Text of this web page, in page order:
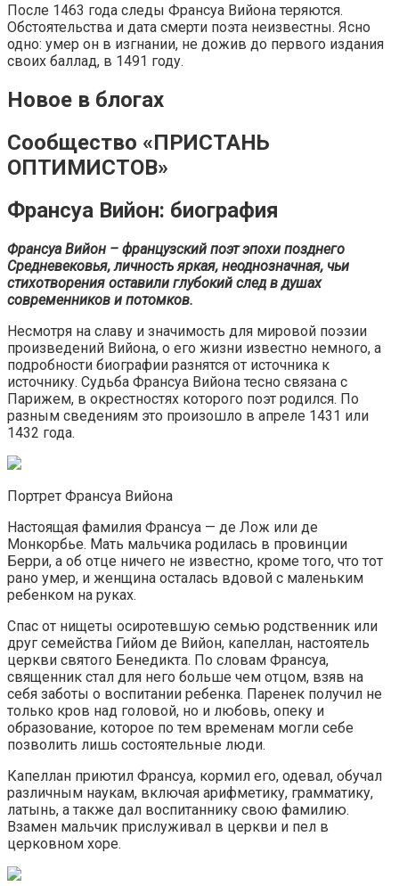
После 1463 года следы Франсуа Вийона теряются.
Обстоятельства и дата смерти поэта неизвестны. Ясно
одно: умер он в изгнании, не дожив до первого издания
своих баллад, в 1491 году.
Новое в блогах
Сообщество «ПРИСТАНЬ
ОПТИМИСТОВ»
Франсуа Вийон: биография
Франсуа Вийон – французский поэт эпохи позднего
Средневековья, личность яркая, неоднозначная, чьи
стихотворения оставили глубокий след в душах
современников и потомков.
Несмотря на славу и значимость для мировой поэзии
произведений Вийона, о его жизни известно немного, а
подробности биографии разнятся от источника к
источнику. Судьба Франсуа Вийона тесно связана с
Парижем, в окрестностях которого поэт родился. По
разным сведениям это произошло в апреле 1431 или
1432 года.
Портрет Франсуа Вийона
Настоящая фамилия Франсуа — де Лож или де
Монкорбье. Мать мальчика родилась в провинции
Берри, а об отце ничего не известно, кроме того, что тот
рано умер, и женщина осталась вдовой с маленьким
ребенком на руках.
Спас от нищеты осиротевшую семью родственник или
друг семейства Гийом де Вийон, капеллан, настоятель
церкви святого Бенедикта. По словам Франсуа,
священник стал для него больше чем отцом, взяв на
себя заботы о воспитании ребенка. Паренек получил не
только кров над головой, но и любовь, опеку и
образование, которое по тем временам могли себе
позволить лишь состоятельные люди.
Капеллан приютил Франсуа, кормил его, одевал, обучал
различным наукам, включая арифметику, грамматику,
латынь, а также дал воспитаннику свою фамилию.
Взамен мальчик прислуживал в церкви и пел в
церковном хоре.